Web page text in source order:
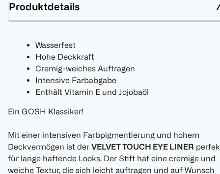
Produktdetails
Wasserfest
Hohe Deckkraft
Cremig-weiches Auftragen
Intensive Farbabgabe
Enthält Vitamin E und Jojobaöl
Ein GOSH Klassiker!
Mit einer intensiven Farbpigmentierung und hohem
Deckvermögen ist der VELVET TOUCH EYE LINER
für lange haftende Looks. Der Stift hat eine cremige und
weiche Textur, die sich leicht auftragen und auf Wunsch